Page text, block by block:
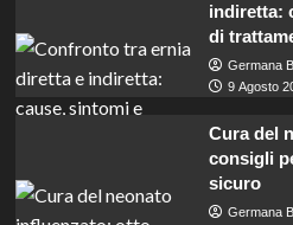
indiretta:
di
Germana
9 Agosto
Cura del
consigli
sicuro
Germana